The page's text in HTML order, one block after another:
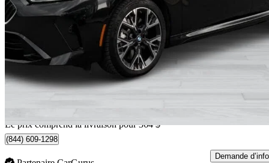
228 Gran Coupe xDrive 382 km
45 134 $
Occasion
Le prix comprend la livraison pour 364 $
(844) 609-1298
Demande d’info